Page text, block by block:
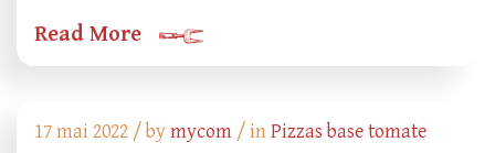
Read More
17 mai 2022 /bymycom / inPizzas base tomate